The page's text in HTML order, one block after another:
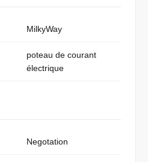
MilkyWay
poteau de courant
électrique
Negotation